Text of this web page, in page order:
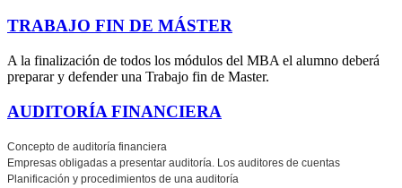
TRABAJO FIN DE MÁSTER
A la finalización de todos los módulos del MBA el alumno deberá
preparar y defender una Trabajo fin de Master.
AUDITORÍA FINANCIERA
Concepto de auditoría financiera
Empresas obligadas a presentar auditoría. Los auditores de cuentas
Planificación y procedimientos de una auditoría